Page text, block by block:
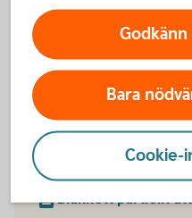
Ändra
Ansök
Blankett för
Blankett partiellt
Bara
Cookie-